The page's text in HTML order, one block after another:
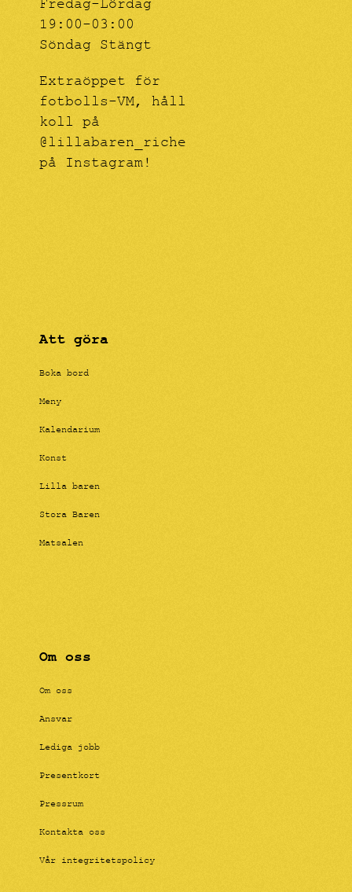
Fredag-Lördag
19:00-03:00
Söndag Stängt
Extraöppet för
fotbolls-VM, håll
koll på
@lillabaren_riche
på Instagram!
Att göra
Boka bord
Meny
Kalendarium
Konst
Lilla baren
Stora Baren
Matsalen
Om oss
Om oss
Ansvar
Lediga jobb
Presentkort
Pressrum
Kontakta oss
Vår integritetspolicy